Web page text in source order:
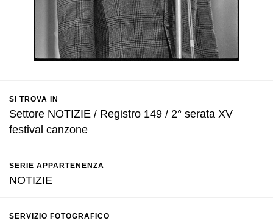
SI TROVA IN
Settore NOTIZIE / Registro 149 / 2° serata XV
festival canzone
SERIE APPARTENENZA
NOTIZIE
SERVIZIO FOTOGRAFICO